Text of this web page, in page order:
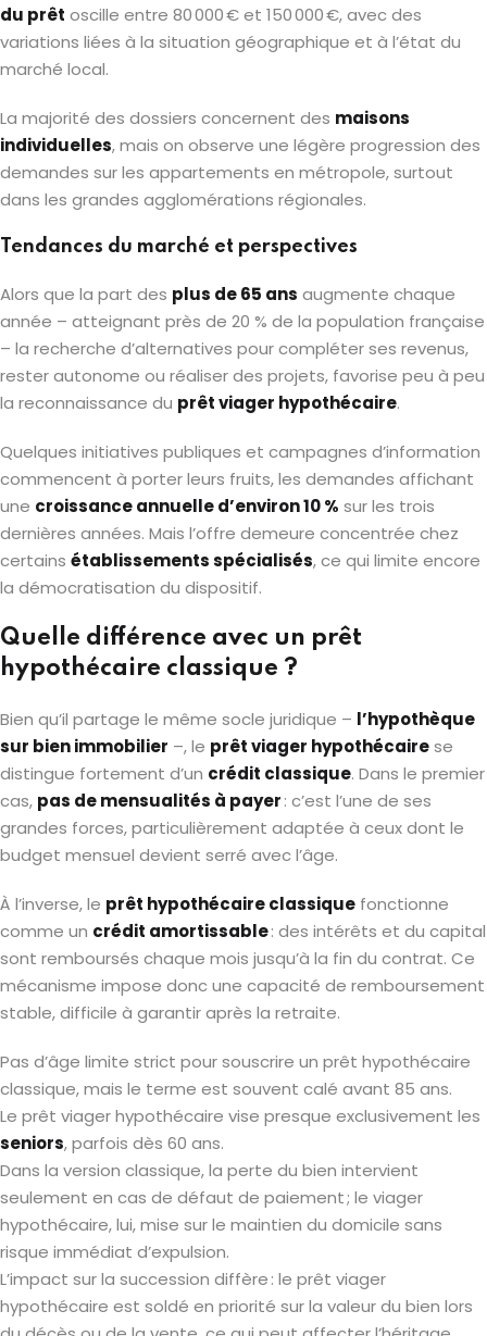
du prêt oscille entre 80 000 € et 150 000 €, avec des
variations liées à la situation géographique et à l’état du
marché local.
La majorité des dossiers concernent des maisons
individuelles, mais on observe une légère progression des
demandes sur les appartements en métropole, surtout
dans les grandes agglomérations régionales.
Tendances du marché et perspectives
Alors que la part des plus de 65 ans augmente chaque
année – atteignant près de 20 % de la population française
– la recherche d’alternatives pour compléter ses revenus,
rester autonome ou réaliser des projets, favorise peu à peu
la reconnaissance du prêt viager hypothécaire.
Quelques initiatives publiques et campagnes d’information
commencent à porter leurs fruits, les demandes affichant
une croissance annuelle d’environ 10 % sur les trois
dernières années. Mais l’offre demeure concentrée chez
certains établissements spécialisés, ce qui limite encore
la démocratisation du dispositif.
Quelle différence avec un prêt
hypothécaire classique ?
Bien qu’il partage le même socle juridique – l’hypothèque
sur bien immobilier –, le prêt viager hypothécairese
distingue fortement d’un crédit classique. Dans le premier
cas, pas de mensualités à payer: c’est l’une de ses
grandes forces, particulièrement adaptée à ceux dont le
budget mensuel devient serré avec l’âge.
À l’inverse, le prêt hypothécaire classique fonctionne
comme un crédit amortissable: des intérêts et du capital
sont remboursés chaque mois jusqu’à la fin du contrat. Ce
mécanisme impose donc une capacité de remboursement
stable, difficile à garantir après la retraite.
Pas d’âge limite strict pour souscrire un prêt hypothécaire
classique, mais le terme est souvent calé avant 85 ans.
Le prêt viager hypothécaire vise presque exclusivement les
seniors, parfois dès 60 ans.
Dans la version classique, la perte du bien intervient
seulement en cas de défaut de paiement ; le viager
hypothécaire, lui, mise sur le maintien du domicile sans
risque immédiat d’expulsion.
L’impact sur la succession diffère : le prêt viager
hypothécaire est soldé en priorité sur la valeur du bien lors